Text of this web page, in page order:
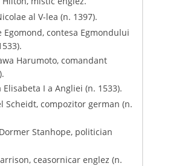
al V-lea (n. 1397).
Egomond, contesa Egmondului
Harumoto, comandant
Elisabeta I a Angliei (n. 1533).
Scheidt, compozitor german (n.
Stanhope, politician
ceasornicar englez (n.